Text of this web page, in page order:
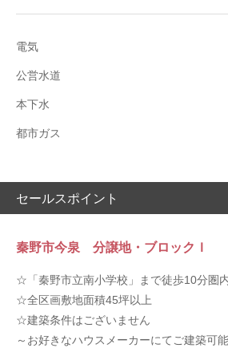
電気
公営水道
本下水
都市ガス
セールスポイント
秦野市今泉 分譲地・ブロックＩ
☆「秦野市立南小学校」まで徒歩10分圏内
☆全区画敷地面積45坪以上
☆建築条件はございません
～お好きなハウスメーカーにてご建築可